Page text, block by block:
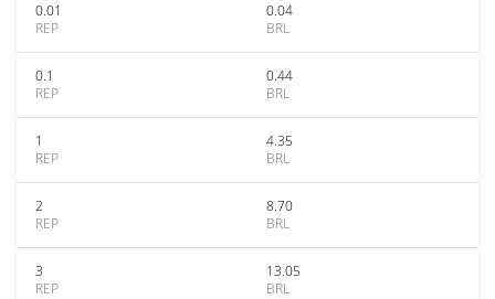
0.01
REP
0.04
BRL
0.1
REP
0.44
BRL
1
REP
4.35
BRL
2
REP
8.70
BRL
3
REP
13.05
BRL